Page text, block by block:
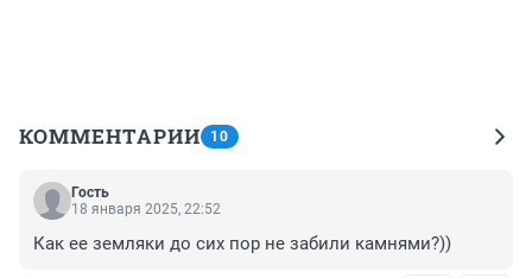
КОММЕНТАРИИ 10
Гость
18 января 2025, 22:52
Как ее земляки до сих пор не забили камнями?))